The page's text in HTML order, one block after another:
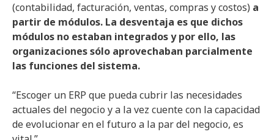
(contabilidad, facturación, ventas, compras y costos) a
partir de módulos. La desventaja es que dichos
módulos no estaban integrados y por ello, las
organizaciones sólo aprovechaban parcialmente
las funciones del sistema.
“Escoger un ERP que pueda cubrir las necesidades
actuales del negocio y a la vez cuente con la capacidad
de evolucionar en el futuro a la par del negocio, es